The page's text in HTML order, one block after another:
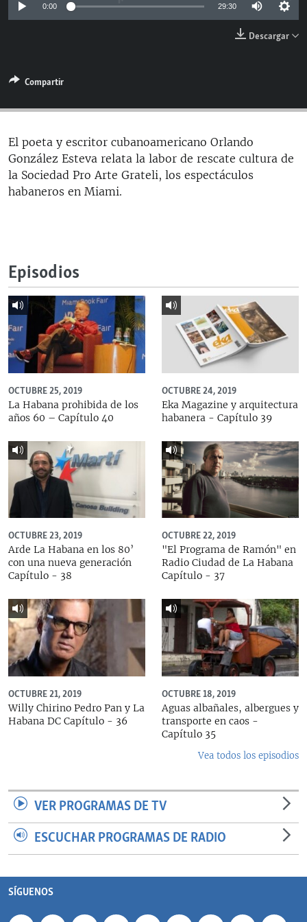
RADIO MARTÍ
LA REALIDAD DE LA VIVIENDA EN CUBA
SER VIEJO EN CUBA
KENTU-CUBANO
LOS SANTOS DE HIALEAH
DESINFORMACIÓN RUSA EN AMÉRICA LATINA
EDITORIALES
0:00 29:30
Descargar
Compartir
El poeta y escritor cubanoamericano Orlando
González Esteva relata la labor de rescate cultura de
la Sociedad Pro Arte Grateli, los espectáculos
habaneros en Miami.
Episodios
OCTUBRE 25, 2019
La Habana prohibida de los
años 60 – Capítulo 40
OCTUBRE 24, 2019
Eka Magazine y arquitectura
habanera - Capítulo 39
OCTUBRE 23, 2019
Arde La Habana en los 80’
con una nueva generación
Capítulo - 38
OCTUBRE 22, 2019
"El Programa de Ramón" en
Radio Ciudad de La Habana
Capítulo - 37
OCTUBRE 21, 2019
Willy Chirino Pedro Pan y La
Habana DC Capítulo - 36
OCTUBRE 18, 2019
Aguas albañales, albergues y
transporte en caos -
Capítulo 35
Vea todos los episodios
VER PROGRAMAS DE TV
ESCUCHAR PROGRAMAS DE RADIO
SÍGUENOS